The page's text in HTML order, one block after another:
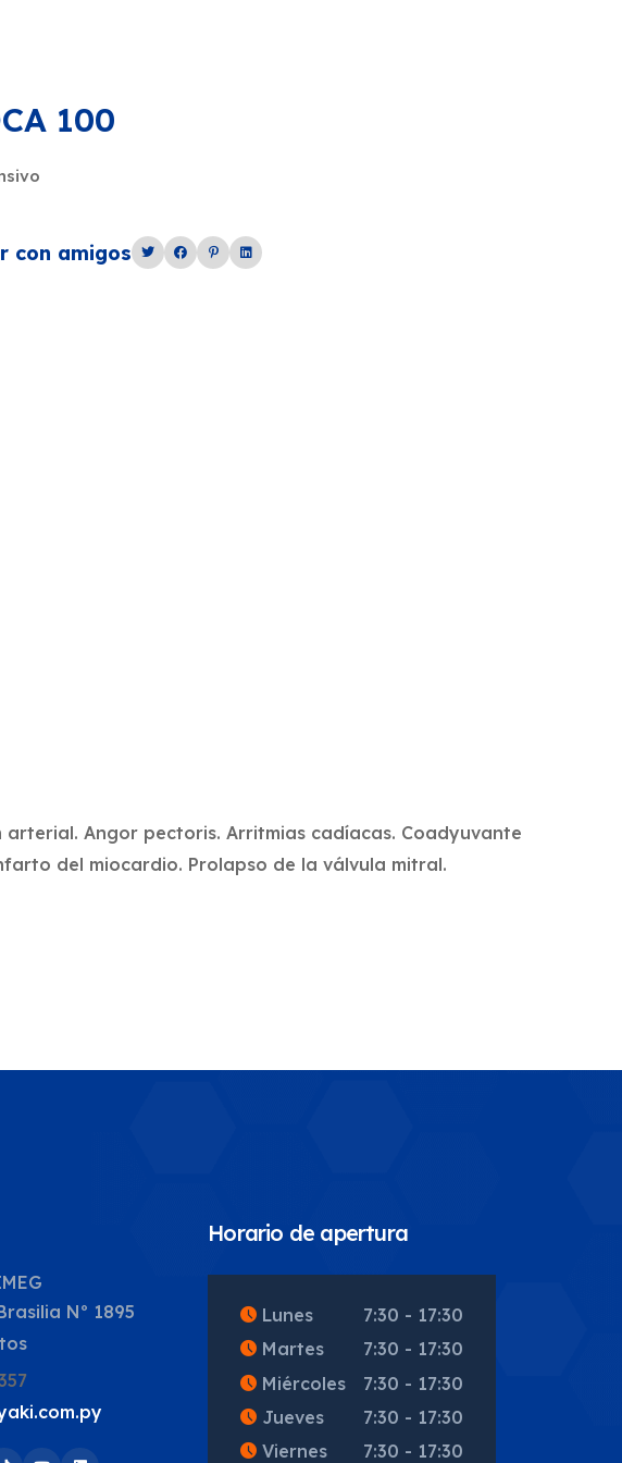
100
con amigos
Angor pectoris. Arritmias cadíacas. Coadyuvante
del miocardio. Prolapso de la válvula mitral.
Nº 1895
Horario de apertura
Lunes
7:30 - 17:30
Martes
7:30 - 17:30
Miércoles
7:30 - 17:30
Jueves
7:30 - 17:30
Viernes
7:30 - 17:30